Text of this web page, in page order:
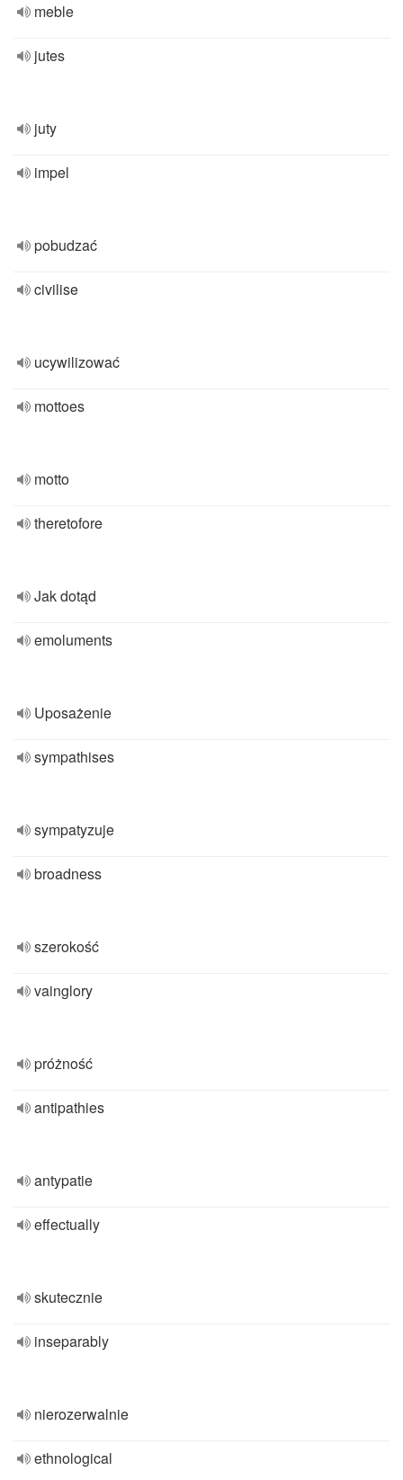
meble
jutes
juty
impel
pobudzać
civilise
ucywilizować
mottoes
motto
theretofore
Jak dotąd
emoluments
Uposażenie
sympathises
sympatyzuje
broadness
szerokość
vainglory
próżność
antipathies
antypatie
effectually
skutecznie
inseparably
nierozerwalnie
ethnological